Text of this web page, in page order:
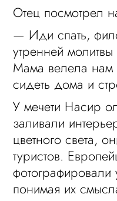
Отец посмотрел
— Иди спать,
утренней
Мама велела нам
сидеть дома и
У мечети Насир
заливали
цветного света,
туристов.
понимая их